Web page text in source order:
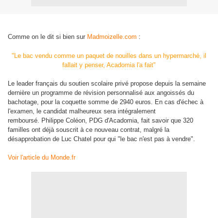
Comme on le dit si bien sur Madmoizelle.com :
"Le bac vendu comme un paquet de nouilles dans un hypermarché, il
fallait y penser, Acadomia l'a fait"
Le leader français du soutien scolaire privé propose depuis la semaine
dernière un programme de révision personnalisé aux angoissés du
bachotage, pour la coquette somme de 2940 euros. En cas d'échec à
l'examen, le candidat malheureux sera intégralement
remboursé. Philippe Coléon, PDG d'Acadomia, fait savoir que 320
familles ont déjà souscrit à ce nouveau contrat, malgré la
désapprobation de Luc Chatel pour qui "le bac n'est pas à vendre".
Voir l'article du Monde.fr